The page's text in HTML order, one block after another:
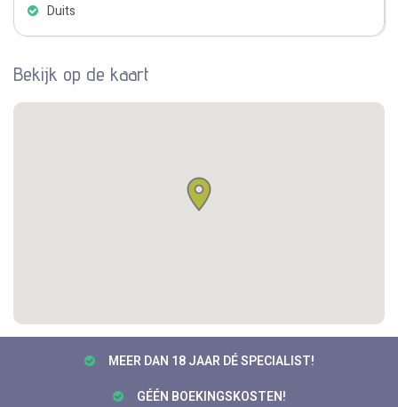
Duits
Bekijk op de kaart
MEER DAN 18 JAAR DÉ SPECIALIST!
GÉÉN BOEKINGSKOSTEN!